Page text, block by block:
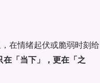
在情绪起伏或脆弱时刻给
「当下」，更在「之